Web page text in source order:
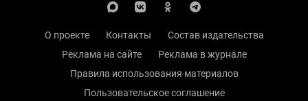
О проекте Контакты
Состав издательства
Реклама на сайте
Реклама в журнале
Правила использования материалов
Пользовательское соглашение